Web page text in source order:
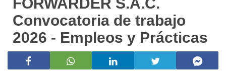
FORWARDER S.A.C.
Convocatoria de trabajo
2026 - Empleos y Prácticas